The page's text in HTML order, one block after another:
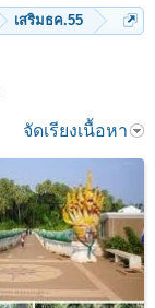
เสริมธค.55
จัดเรียงเนื้อหา